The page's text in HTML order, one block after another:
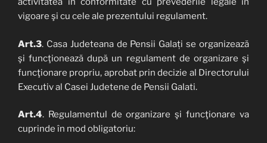
vigoare şi cu cele ale prezentului regulament.
Art.3. Casa Judeteana de Pensii Galați se organizează
şi funcţionează după un regulament de organizare şi
funcţionare propriu, aprobat prin decizie al Directorului
Executiv al Casei Judetene de Pensii Galati.
Art.4. Regulamentul de organizare şi funcţionare va
cuprinde în mod obligatoriu: